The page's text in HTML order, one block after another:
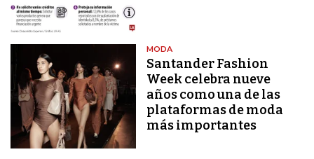
MODA
Santander Fashion
Week celebra nueve
años como una de las
plataformas de moda
más importantes